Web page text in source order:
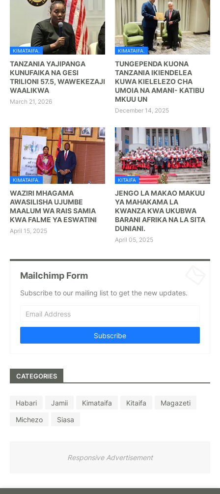
KIMATAIFA.
TANZANIA YAJIPANGA
KUNUFAIKA NA GESI
TRILIONI 57.5, WAWEKEZAJI
WAALIKWA
March 21, 2026
KIMATAIFA.
TUNGEPENDA KUONA
TANZANIA IKIENDELEA
KUWA KIELELEZO CHA
UMOIA NA AMANI- KATIBU
MKUU UN
December 14, 2025
KIMATAIFA.
WAZIRI MHAGAMA
AWASILISHA UJUMBE
MAALUM WA RAIS SAMIA
KWA FALME YA ESWATINI
April 15, 2025
KITAIFA
JENGO LA MAKAO MAKUU
YA MAHAKAMA LA
KWANZA KWA UKUBWA
BARANI AFRIKA NA LA SITA
DUNIANI.
April 05, 2025
Mailchimp Form
Subscribe to our mailing list to get the new updates.
CATEGORIES
Habari Jamii Kimataifa Kitaifa
Magazeti
Michezo
Siasa
Responsive Advertisement